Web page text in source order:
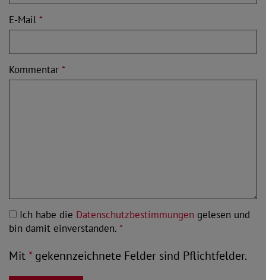
E-Mail *
Kommentar *
Ich habe die Datenschutzbestimmungen gelesen und
bin damit einverstanden. *
Mit*gekennzeichnete Felder sind Pflichtfelder.